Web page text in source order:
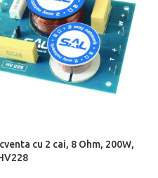
cu 2 cai, 8 Ohm, 200W,